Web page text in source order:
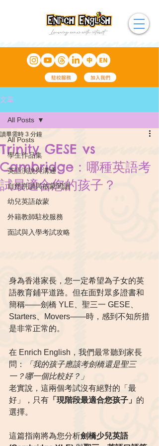
駐校服務 加入我們
文章
All Posts
學生作品集
英語演說與溝通
自然拼讀與啟蒙閱讀
幼兒英語啟蒙
外籍教師駐校服務
面試與入學考試攻略
All Posts
Trinity GESE vs
Cambridge：哪種英語考
試最適合您的孩子？
讀畢需時 3 分鐘
身為香港家長，您一定希望為子女的英
語教育鋪平道路。但在面對眾多證書和
簡稱——劍橋 YLE、聖三一 GESE、
Starters、Movers——時，感到不知所措
是非常正常的。
在 Enrich English，我們最常聽到家長
問：
「我的孩子應該考劍橋還是聖三
一？哪一個比較好？」
老實說，這兩個考試沒有絕對的「最
好」，只有 「現階段最適合您孩子」 的
選擇。
這篇指南將為您分析劍橋少兒英語